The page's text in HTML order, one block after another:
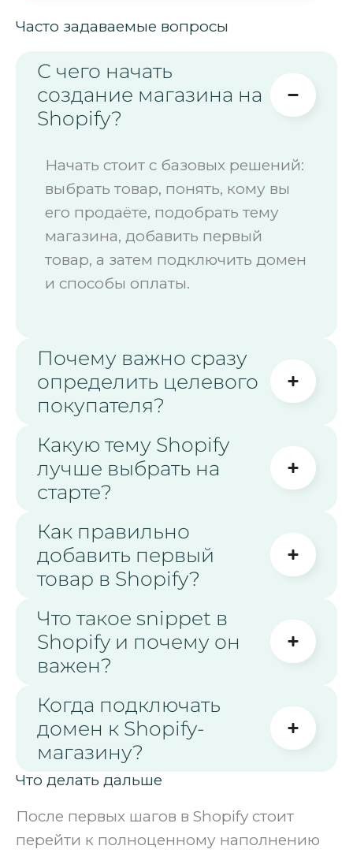
Часто задаваемые вопросы
С чего начать
создание магазина на
Shopify?
Начать стоит с базовых решений:
выбрать товар, понять, кому вы
его продаёте, подобрать тему
магазина, добавить первый
товар, а затем подключить домен
и способы оплаты.
Почему важно сразу
определить целевого
покупателя?
Какую тему Shopify
лучше выбрать на
старте?
Как правильно
добавить первый
товар в Shopify?
Что такое snippet в
Shopify и почему он
важен?
Когда подключать
домен к Shopify-
магазину?
Что делать дальше
После первых шагов в Shopify стоит
перейти к полноценному наполнению